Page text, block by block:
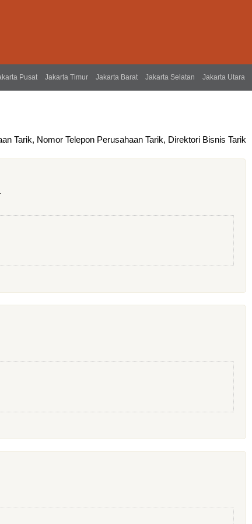
Pusat Jakarta Timur Jakarta Barat Jakarta Selatan Jakarta Utara
Tarik, Nomor Telepon Perusahaan Tarik, Direktori Bisnis Tarik